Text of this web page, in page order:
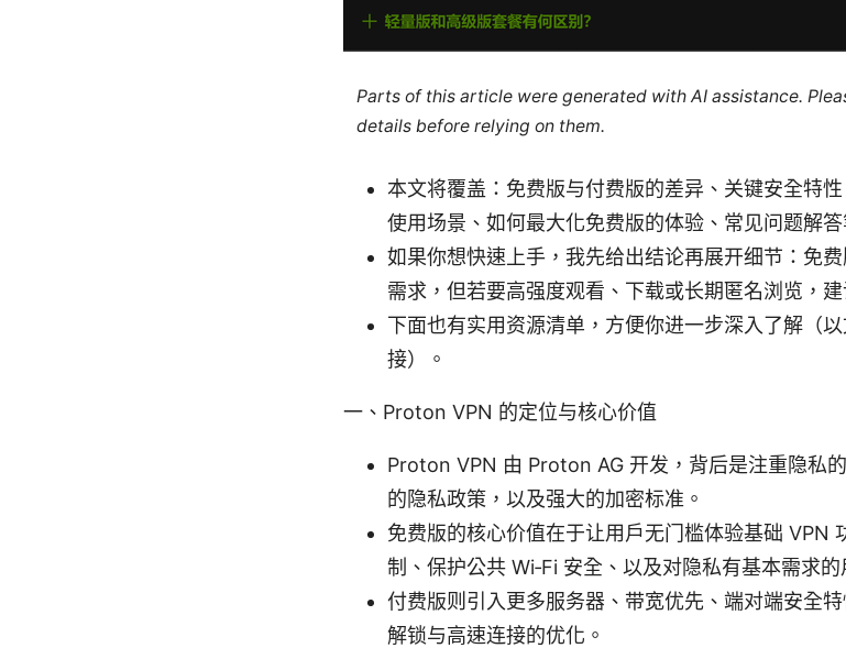
Parts of this article were generated with AI assistance.
details before relying on them.
本文将覆盖：免费版与付费版的差异、关键安全特
使用场景、如何最大化免费版的体验、常见问题解答
如果你想快速上手，我先给出结论再展开细节：免
需求，但若要高强度观看、下载或长期匿名浏览，建
下面也有实用资源清单，方便你进一步深入了解（
接）。
一、Proton VPN 的定位与核心价值
Proton VPN 由 Proton AG 开发，背后是注重隐私
的隐私政策，以及强大的加密标准。
免费版的核心价值在于让用户无门槛体验基础 VPN
制、保护公共 Wi‑Fi 安全、以及对隐私有基本需求的
付费版则引入更多服务器、带宽优先、端对端安全
解锁与高速连接的优化。